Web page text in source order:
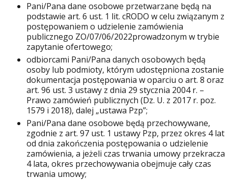
Pani/Pana dane osobowe przetwarzane będą na
podstawie art. 6 ust. 1 lit. cRODO w celu związanym z
postępowaniem o udzielenie zamówienia
publicznego ZO/07/06/2022prowadzonym w trybie
zapytanie ofertowego;
odbiorcami Pani/Pana danych osobowych będą
osoby lub podmioty, którym udostępniona zostanie
dokumentacja postępowania w oparciu o art. 8 oraz
art. 96 ust. 3 ustawy z dnia 29 stycznia 2004 r. –
Prawo zamówień publicznych (Dz. U. z 2017 r. poz.
1579 i 2018), dalej „ustawa Pzp”;
Pani/Pana dane osobowe będą przechowywane,
zgodnie z art. 97 ust. 1 ustawy Pzp, przez okres 4 lat
od dnia zakończenia postępowania o udzielenie
zamówienia, a jeżeli czas trwania umowy przekracza
4 lata, okres przechowywania obejmuje cały czas
trwania umowy;